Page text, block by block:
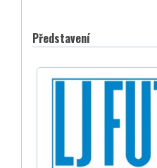
Představení